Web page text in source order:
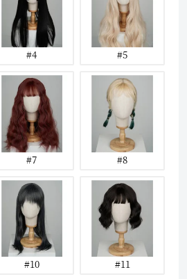
#4 #5
#7 #8
#10 #11